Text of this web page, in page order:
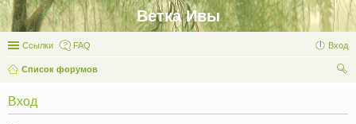
Ветка Ивы
Ссылки FAQ Вход
Список форумов
Вход